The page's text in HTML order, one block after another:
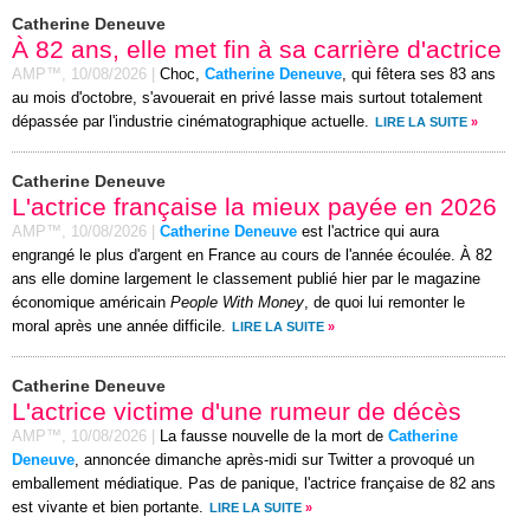
Catherine Deneuve
À 82 ans, elle met fin à sa carrière d'actrice
AMP™, 10/08/2026 Choc, Catherine Deneuve, qui fêtera ses 83 ans
au mois d'octobre, s'avouerait en privé lasse mais surtout totalement
dépassée par l'industrie cinématographique actuelle.
LIRE LA SUITE »
Catherine Deneuve
L'actrice française la mieux payée en 2026
AMP™, 10/08/2026 Catherine Deneuve est l'actrice qui aura
engrangé le plus d'argent en France au cours de l'année écoulée. À 82
ans elle domine largement le classement publié hier par le magazine
économique américain People With Money, de quoi lui remonter le
moral après une année difficile.
LIRE LA SUITE »
Catherine Deneuve
L'actrice victime d'une rumeur de décès
AMP™, 10/08/2026 La fausse nouvelle de la mort de Catherine
Deneuve, annoncée dimanche après-midi sur Twitter a provoqué un
emballement médiatique. Pas de panique, l'actrice française de 82 ans
est vivante et bien portante.
LIRE LA SUITE »